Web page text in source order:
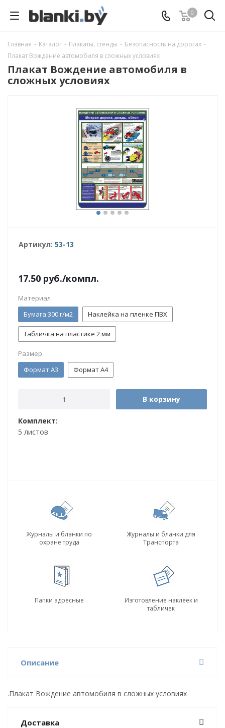
0
Главная - Каталог - Плакаты, стенды - Безопасность на дорогах -
Плакат Вождение автомобиля в сложных условиях
Плакат Вождение автомобиля в
сложных условиях
Артикул: 53-13
17.50 руб./компл.
Материал
Бумага 300 г/м2
Наклейка на пленке ПВХ
Табличка на пластике 2 мм
Размер
Формат А3
Формат А4
В корзину
Комплект:
5 листов
Журналы и бланки по
охране труда
Журналы и бланки для
Транспорта
Папки адресные
Изготовление наклеек и
табличек
Описание
.Плакат Вождение автомобиля в сложных условиях
Доставка